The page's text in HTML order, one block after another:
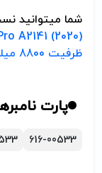
شما می­توانید
ظرفیت 8800 میلی آمپر
پارت
616-00533